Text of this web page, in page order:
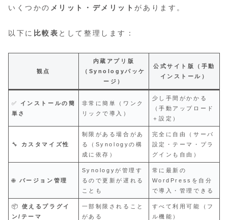
いくつかの メリット・デメリット があります。
以下に 比較表 として整理します：
観点
内蔵アプリ版
（Synologyパッケ
ージ）
公式サイト版（手動
インストール）
✅
インストールの簡
単さ
非常に簡単（ワンク
リックで導入）
少し手間がかかる
（手動アップロード
＋設定）
🔧 カスタマイズ性
制限がある場合があ
る（Synologyの構
成に依存）
完全に自由（サーバ
設定・テーマ・プラ
グインも自由）
🌐 バージョン管理
Synologyが管理す
るので更新が遅れる
ことも
常に最新の
WordPressを自分
で導入・管理できる
📦 使えるプラグイ
ン/テーマ
一部制限されること
がある
すべて利用可能（フ
ル機能）